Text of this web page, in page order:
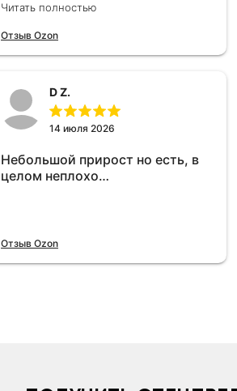
сложно. Покатаюсь, потом
отключу и посмотрю, что будет
Читать полностью
Отзыв Ozon
D Z.
14 июля 2026
Небольшой прирост но есть, в
целом неплохо…
Отзыв Ozon